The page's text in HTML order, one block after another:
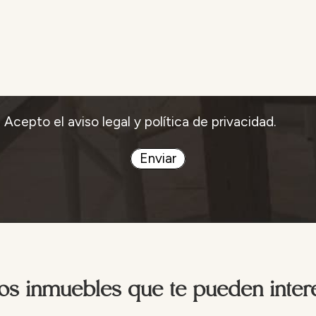
Acepto el aviso legal y política de privacidad.
Enviar
inmuebles que te pueden